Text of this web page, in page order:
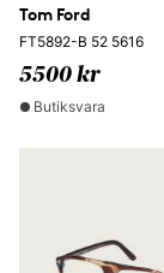
Tom Ford
FT5892-B 52 5616
5500 kr
Butiksvara